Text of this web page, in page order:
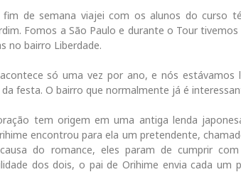
de semana viajei com os alunos do curso
Fomos a São Paulo e durante o Tour
no bairro Liberdade.
só uma vez por ano, e nós
festa. O bairro que normalmente já é
tem origem em uma antiga lenda
encontrou para ela um pretendente,
do romance, eles param de cumprir
dos dois, o pai de Orihime envia cada